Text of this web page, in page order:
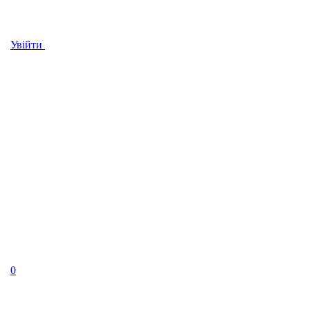
Увійти
0